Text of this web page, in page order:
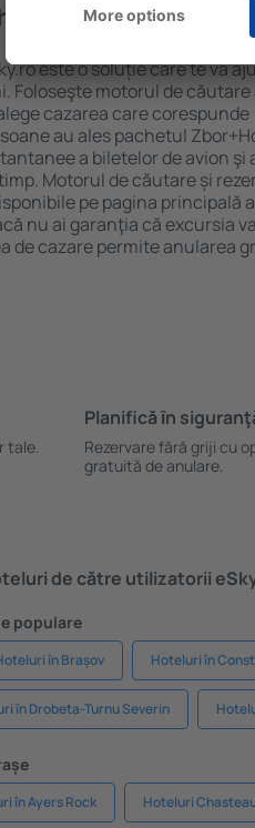
ȋn în Arad?
este o soluție care te va
Foloseşte motorul de căutare
cazarea care corespunde
au ales pachetul
a biletelor de avion şi
Motorul de căutare și
pe pagina principală a
nu ai garanţia că excursia
de cazare permite anularea
tale.
Planifică ȋn
Rezervare fără griji cu
gratuită de anulare.
de către utilizatorii
populare
în Brașov Hoteluri în
în Drobeta-Turnu Severin
în Ayers Rock Hoteluri